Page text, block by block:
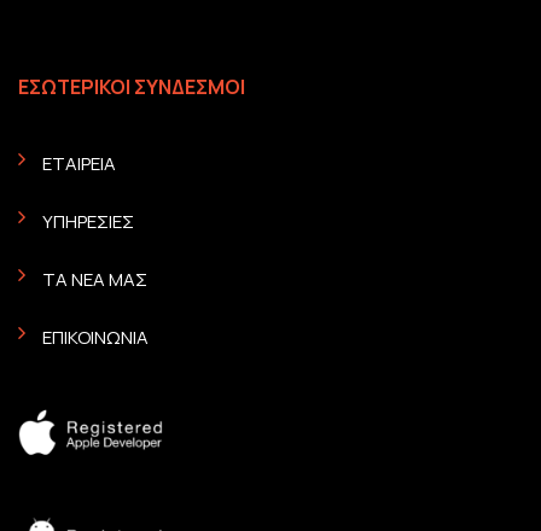
ΕΣΩΤΕΡΙΚΟΙ ΣΥΝΔΕΣΜΟΙ
ΕΤΑΙΡΕΙΑ
ΥΠΗΡΕΣΙΕΣ
ΤΑ ΝΕΑ ΜΑΣ
ΕΠΙΚΟΙΝΩΝΙΑ